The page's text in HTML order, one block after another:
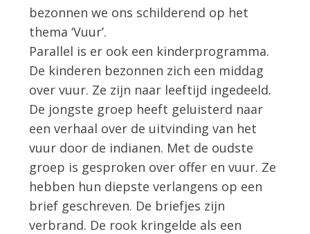
bezonnen we ons schilderend op het
thema ‘Vuur’.
Parallel is er ook een kinderprogramma.
De kinderen bezonnen zich een middag
over vuur. Ze zijn naar leeftijd ingedeeld.
De jongste groep heeft geluisterd naar
een verhaal over de uitvinding van het
vuur door de indianen. Met de oudste
groep is gesproken over offer en vuur. Ze
hebben hun diepste verlangens op een
brief geschreven. De briefjes zijn
verbrand. De rook kringelde als een